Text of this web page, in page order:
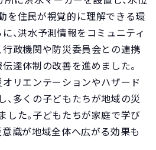
を住民が視覚的に理解できる環
、洪水予測情報をコミュニティ
行政機関や防災委員会との連携
達体制の改善を進めました。
リエンテーションやハザード
、多くの子どもたちが地域の災
した。子どもたちが家庭で学び
意識が地域全体へ広がる効果も